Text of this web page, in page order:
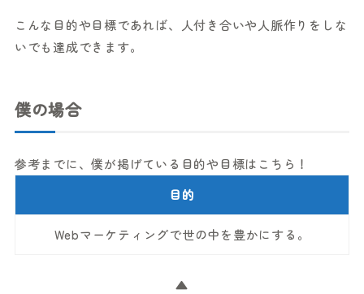
こんな目的や目標であれば、人付き合いや人脈作りをしな
いでも達成できます。
僕の場合
参考までに、僕が掲げている目的や目標はこちら！
目的
Webマーケティングで世の中を豊かにする。
▲